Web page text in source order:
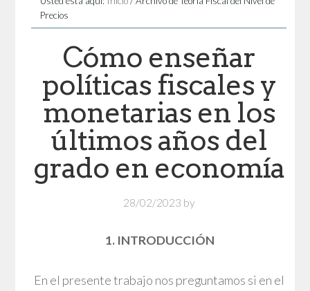
Precios
Cómo enseñar
políticas fiscales y
monetarias en los
últimos años del
grado en economía
28/02/2023 by
1. INTRODUCCIÓN
En el presente trabajo nos preguntamos si en el